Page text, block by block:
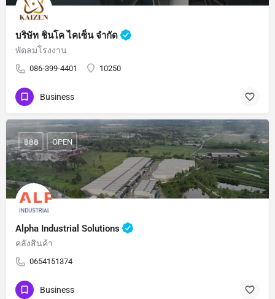
บริษัท ชินโค ไคเซ็น จำกัด
พัดลมโรงงาน
086-399-4401 10250
Business
Alpha Industrial Solutions
คลังสินค้า
0654151374
฿฿฿ OPEN
Business